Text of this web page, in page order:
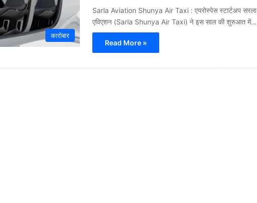
कारोबार
Sarla Aviation Shunya Air Taxi : एयरोस्पेस स्टार्टअप सरला
एविएशन (Sarla Shunya Air Taxi) ने इस साल की शुरुआत में…
Read More »